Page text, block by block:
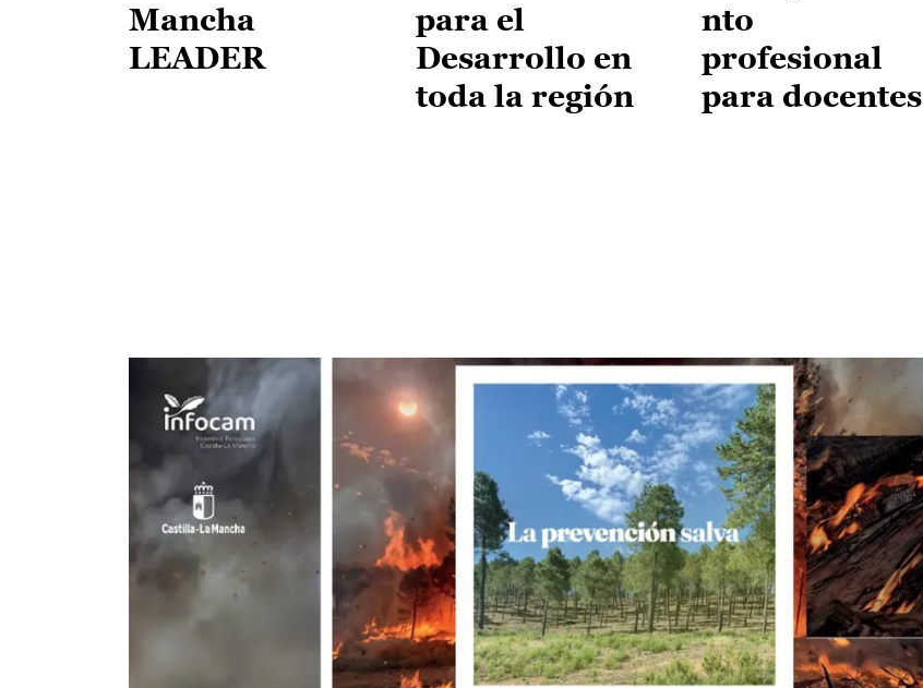
Mancha
LEADER
para el
Desarrollo en
toda la región
nto
profesional
para docentes